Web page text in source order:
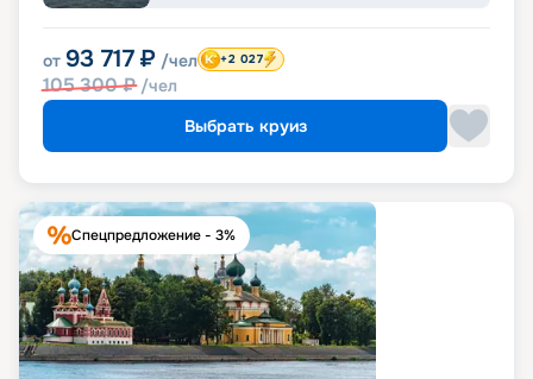
от 93 717 ₽ /чел
105 300₽ /чел
+2 027
Выбрать круиз
Спецпредложение - 3%